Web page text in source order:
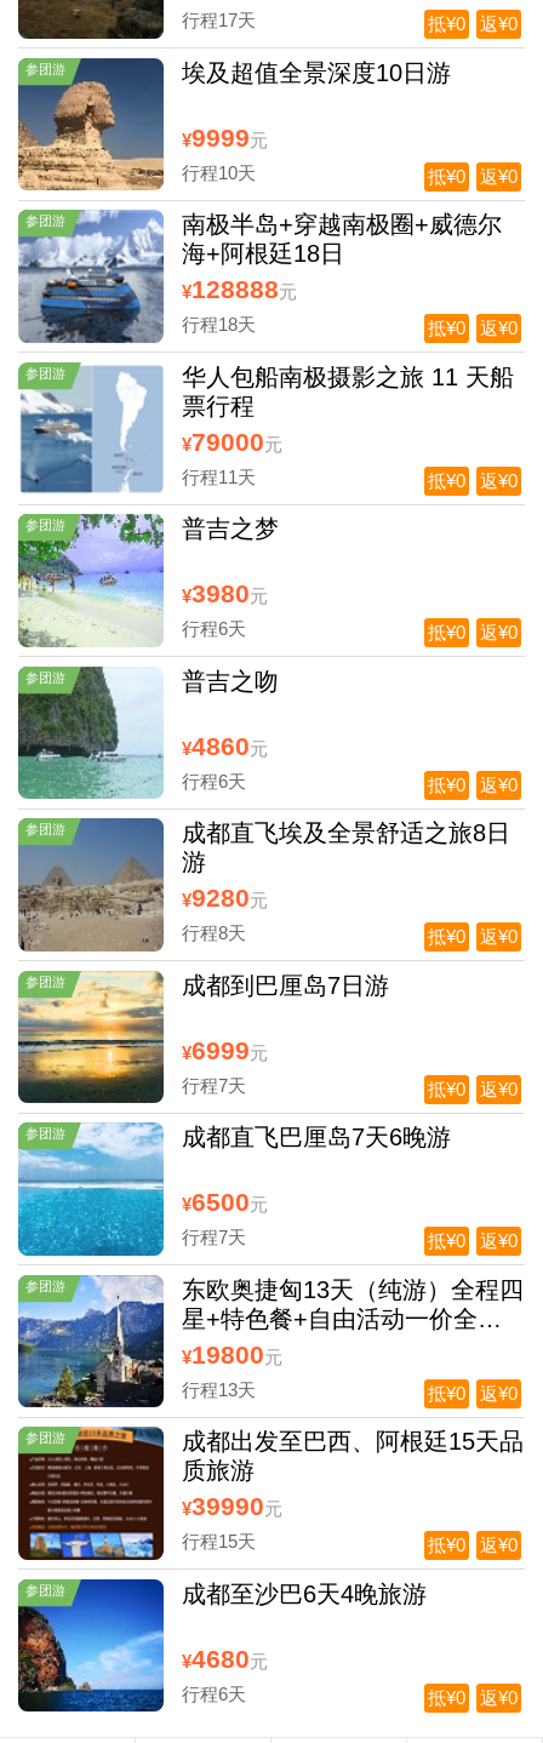
行程17天
返¥0
抵¥0
参团游 埃及超值全景深度10日游
¥9999元
行程10天
返¥0
抵¥0
参团游
南极半岛+穿越南极圈+威德尔
海+阿根廷18日
¥128888元
行程18天
返¥0
抵¥0
参团游
华人包船南极摄影之旅 11 天船
票行程
¥79000元
行程11天
返¥0
抵¥0
参团游 普吉之梦
¥3980元
行程6天
返¥0
抵¥0
参团游 普吉之吻
¥4860元
行程6天
返¥0
抵¥0
参团游
成都直飞埃及全景舒适之旅8日
游
¥9280元
行程8天
返¥0
抵¥0
参团游 成都到巴厘岛7日游
¥6999元
行程7天
返¥0
抵¥0
参团游 成都直飞巴厘岛7天6晚游
¥6500元
行程7天
返¥0
抵¥0
参团游
东欧奥捷匈13天（纯游）全程四
星+特色餐+自由活动一价全
包、零自费、零小费
¥19800元
行程13天
返¥0
抵¥0
参团游
成都出发至巴西、阿根廷15天品
质旅游
¥39990元
行程15天
返¥0
抵¥0
参团游 成都至沙巴6天4晚旅游
¥4680元
行程6天
返¥0
抵¥0